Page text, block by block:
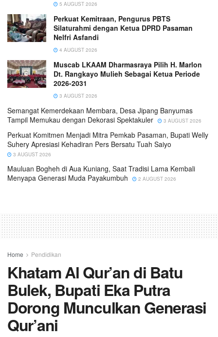
5 AUGUST 2026
Perkuat Kemitraan, Pengurus PBTS
Silaturahmi dengan Ketua DPRD Pasaman
Nelfri Asfandi
4 AUGUST 2026
Muscab LKAAM Dharmasraya Pilih H. Marlon
Dt. Rangkayo Mulieh Sebagai Ketua Periode
2026-2031
3 AUGUST 2026
Semangat Kemerdekaan Membara, Desa Jipang Banyumas
Tampil Memukau dengan Dekorasi Spektakuler
3 AUGUST 2026
Perkuat Komitmen Menjadi Mitra Pemkab Pasaman, Bupati Welly
Suhery Apresiasi Kehadiran Pers Bersatu Tuah Saiyo
3 AUGUST 2026
Mauluan Bogheh di Aua Kuniang, Saat Tradisi Lama Kembali
Menyapa Generasi Muda Payakumbuh
2 AUGUST 2026
Home Pendidikan
Khatam Al Qur’an di Batu
Bulek, Bupati Eka Putra
Dorong Munculkan Generasi
Qur’ani